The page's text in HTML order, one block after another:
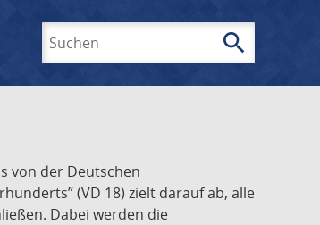
search
von der Deutschen
(VD 18) zielt darauf ab, alle
Dabei werden die